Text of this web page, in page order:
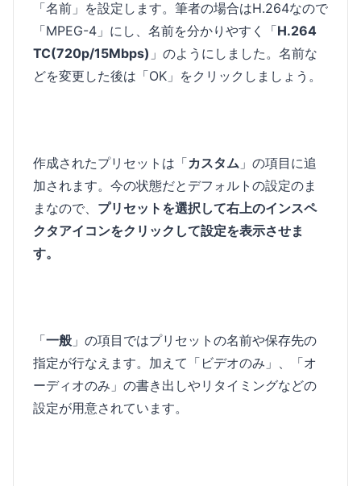
「名前」を設定します。筆者の場合はH.264なので
「MPEG-4」にし、名前を分かりやすく「H.264
TC(720p/15Mbps) 」のようにしました。名前な
どを変更した後は「OK」をクリックしましょう。
作成されたプリセットは「カスタム 」の項目に追
加されます。今の状態だとデフォルトの設定のま
まなので、 プリセットを選択して右上のインスペ
クタアイコンをクリックして設定を表示させま
す。
「一般 」の項目ではプリセットの名前や保存先の
指定が行なえます。加えて「ビデオのみ」、「オ
ーディオのみ」の書き出しやリタイミングなどの
設定が用意されています。